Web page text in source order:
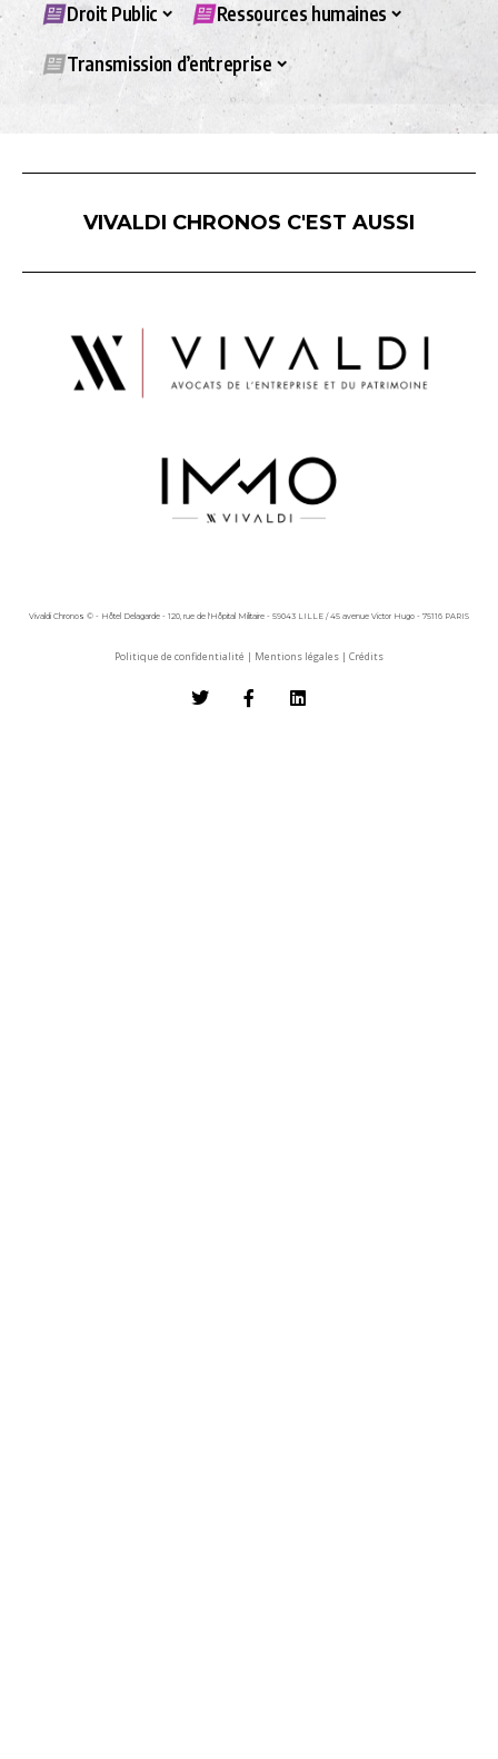
Droit Public Ressources humaines
Transmission d’entreprise
VIVALDI CHRONOS C'EST AUSSI
Vivaldi Chronos © - Hôtel Delagarde - 120, rue de l'Hôpital Militaire - 59043 LILLE / 45 avenue Victor Hugo - 75116 PARIS
Politique de confidentialité | Mentions légales | Crédits